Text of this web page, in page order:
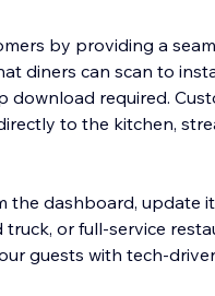
by providing a
diners can scan to
required.
to the kitchen,
the dashboard, update
or full-service
guests with tech-